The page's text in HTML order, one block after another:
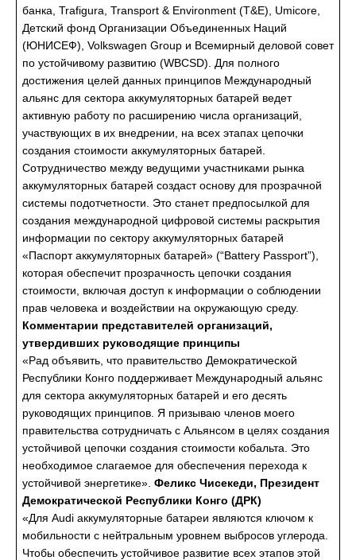
банка, Trafigura, Transport & Environment (T&E), Umicore,
Детский фонд Организации Объединенных Наций
(ЮНИСЕФ), Volkswagen Group и Всемирный деловой совет
по устойчивому развитию (WBCSD). Для полного
достижения целей данных принципов Международный
альянс для сектора аккумуляторных батарей ведет
активную работу по расширению числа организаций,
участвующих в их внедрении, на всех этапах цепочки
создания стоимости аккумуляторных батарей.
Сотрудничество между ведущими участниками рынка
аккумуляторных батарей создаст основу для прозрачной
системы подотчетности. Это станет предпосылкой для
создания международной цифровой системы раскрытия
информации по сектору аккумуляторных батарей
«Паспорт аккумуляторных батарей» (“Battery Passport”),
которая обеспечит прозрачность цепочки создания
стоимости, включая доступ к информации о соблюдении
прав человека и воздействии на окружающую среду.
Комментарии представителей организаций,
утвердивших руководящие принципы
«Рад объявить, что правительство Демократической
Республики Конго поддерживает Международный альянс
для сектора аккумуляторных батарей и его десять
руководящих принципов. Я призываю членов моего
правительства сотрудничать с Альянсом в целях создания
устойчивой цепочки создания стоимости кобальта. Это
необходимое слагаемое для обеспечения перехода к
устойчивой энергетике». Феликс Чисекеди, Президент
Демократической Республики Конго (ДРК)
«Для Audi аккумуляторные батареи являются ключом к
мобильности с нейтральным уровнем выбросов углерода.
Чтобы обеспечить устойчивое развитие всех этапов этой